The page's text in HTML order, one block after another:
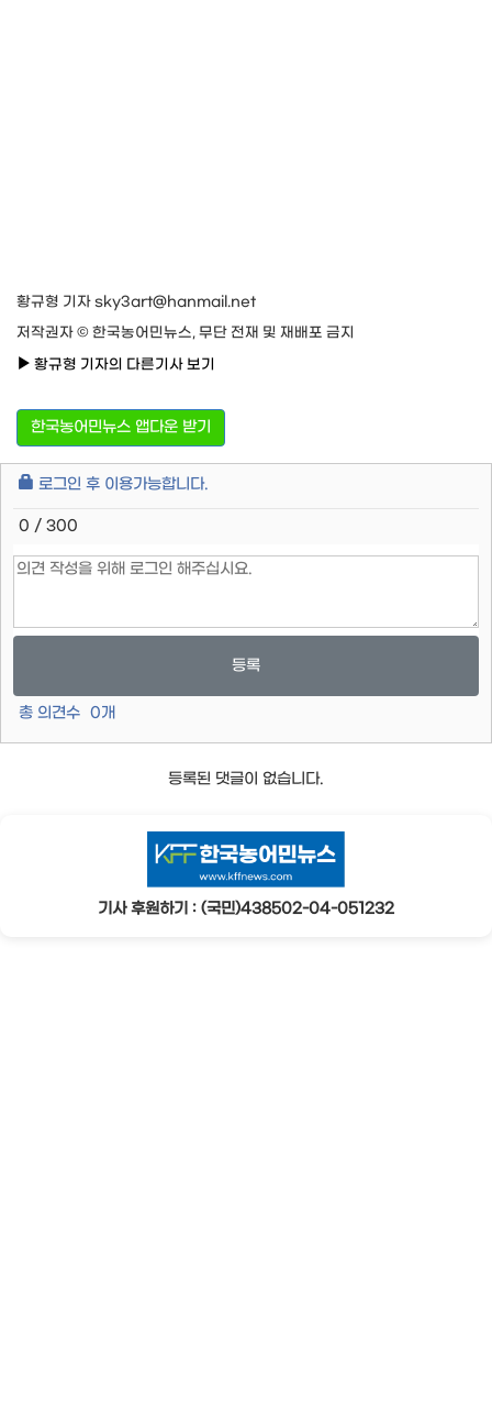
황규형 기자 sky3art@hanmail.net
저작권자 © 한국농어민뉴스, 무단 전재 및 재배포 금지
황규형 기자의 다른기사 보기
한국농어민뉴스 앱다운 받기
로그인 후 이용가능합니다.
0 / 300
등록
총 의견수 0개
등록된 댓글이 없습니다.
기사 후원하기 : (국민)438502-04-051232